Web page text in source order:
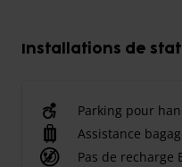
Installations de
Parking pour
Assistance
Pas de recharge